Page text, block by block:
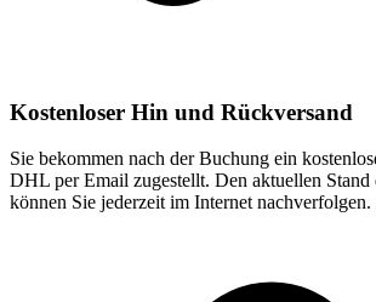
Kostenloser Hin und Rückversand
Sie bekommen nach der Buchung ein
DHL per Email zugestellt. Den aktuellen Stand
können Sie jederzeit im Internet nachverfolgen.